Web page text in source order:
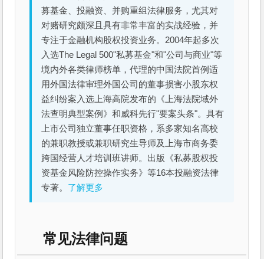
募基金、投融资、并购重组法律服务，尤其对
对赌研究颇深且具有非常丰富的实战经验，并
专注于金融机构股权投资业务。2004年起多次
入选The Legal 500"私募基金"和"公司与商业"等
境内外各类律师榜单，代理的中国法院首例适
用外国法律审理外国公司的董事损害小股东权
益纠纷案入选上海高院发布的《上海法院域外
法查明典型案例》和威科先行"要案头条"。具有
上市公司独立董事任职资格，系多家知名高校
的兼职教授或兼职研究生导师及上海市商务委
跨国经营人才培训班讲师。出版《私募股权投
资基金风险防控操作实务》等16本投融资法律
专著。 了解更多
常见法律问题